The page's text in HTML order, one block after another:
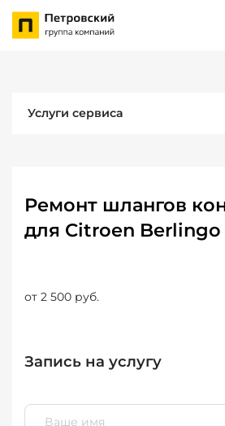
Услуги сервиса
Ремонт шлангов
для Citroen Berlingo
от 2 500 руб.
Запись на услугу